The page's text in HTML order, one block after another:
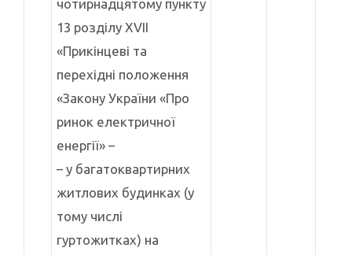
чотирнадцятому пункту
13 розділу XVII
«Прикінцеві та
перехідні положення
«Закону України «Про
ринок електричної
енергії» –
– у багатоквартирних
житлових будинках (у
тому числі
гуртожитках) на